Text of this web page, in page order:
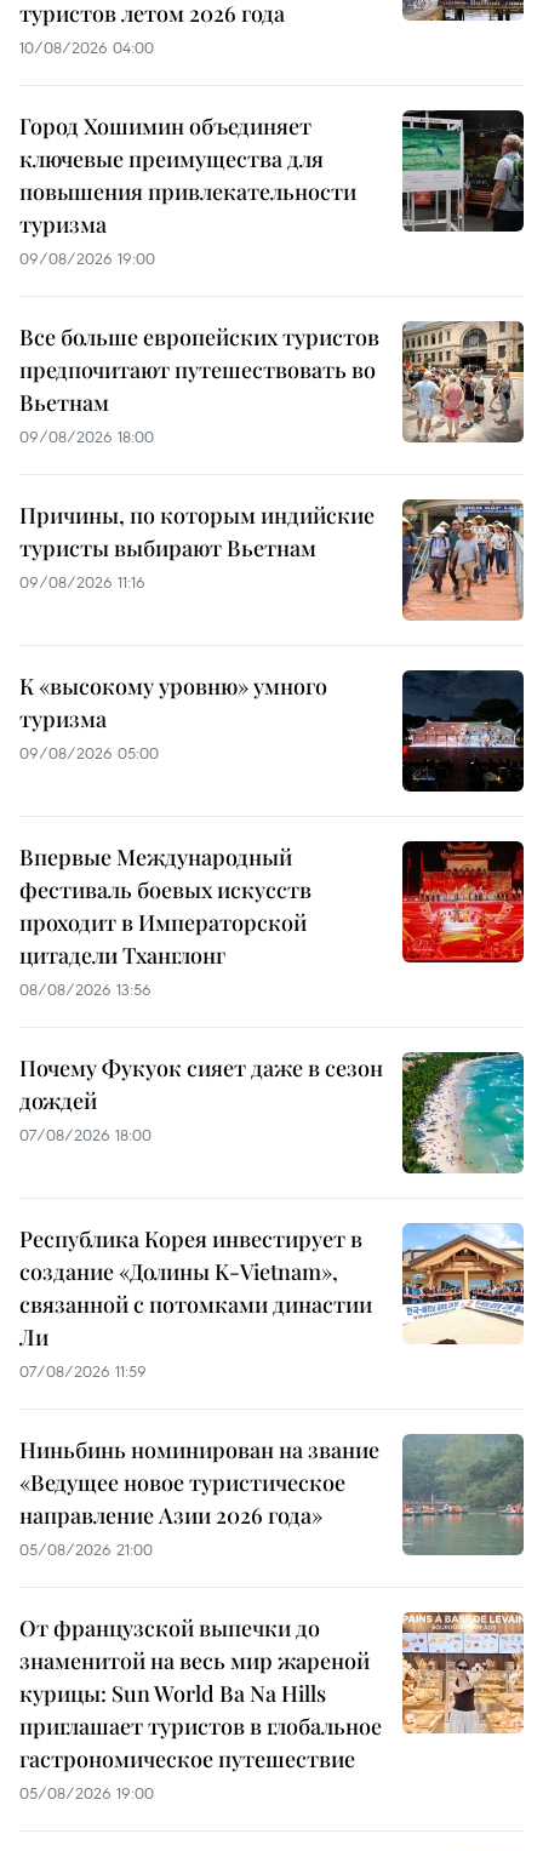
туристов летом 2026 года
10/08/2026 04:00
Город Хошимин объединяет
ключевые преимущества для
повышения привлекательности
туризма
09/08/2026 19:00
Все больше европейских туристов
предпочитают путешествовать во
Вьетнам
09/08/2026 18:00
Причины, по которым индийские
туристы выбирают Вьетнам
09/08/2026 11:16
К «высокому уровню» умного
туризма
09/08/2026 05:00
Впервые Международный
фестиваль боевых искусств
проходит в Императорской
цитадели Тханглонг
08/08/2026 13:56
Почему Фукуок сияет даже в сезон
дождей
07/08/2026 18:00
Республика Корея инвестирует в
создание «Долины K-Vietnam»,
связанной с потомками династии
Ли
07/08/2026 11:59
Ниньбинь номинирован на звание
«Ведущее новое туристическое
направление Азии 2026 года»
05/08/2026 21:00
От французской выпечки до
знаменитой на весь мир жареной
курицы: Sun World Ba Na Hills
приглашает туристов в глобальное
гастрономическое путешествие
05/08/2026 19:00